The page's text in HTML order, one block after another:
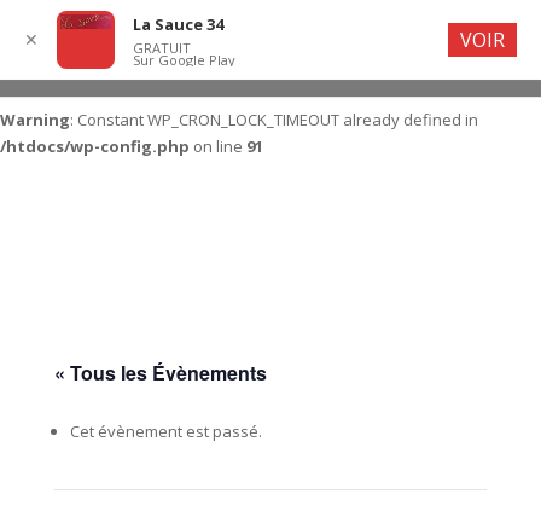
Warning: Constant WP_CRON_LOCK_TIMEOUT already defined in
/htdocs/wp-config.php on line 91
« Tous les Évènements
Cet évènement est passé.
✕
La Sauce 34
GRATUIT
Sur Google Play
VOIR